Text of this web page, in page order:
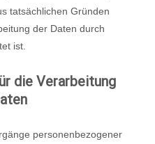
tatsächlichen Gründen
der Daten durch
ist.
die Verarbeitung
personenbezogener